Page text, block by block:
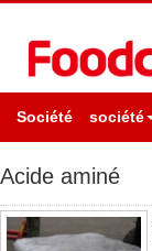
Société société
Acide aminé